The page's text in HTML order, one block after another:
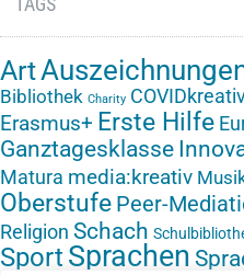
Art
Bibliothek Charity
Erasmus+ Erste Hilfe
Ganztagesklasse
Matura media:kreativ
Oberstufe Peer-
Religion Schach
Sport Sprachen